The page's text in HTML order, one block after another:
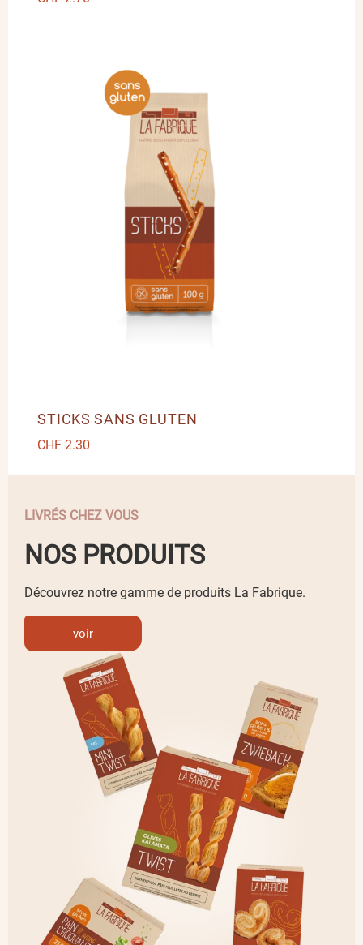
STICKS SANS GLUTEN
CHF 2.30
LIVRÉS CHEZ VOUS
NOS PRODUITS
Découvrez notre gamme de produits La Fabrique.
voir